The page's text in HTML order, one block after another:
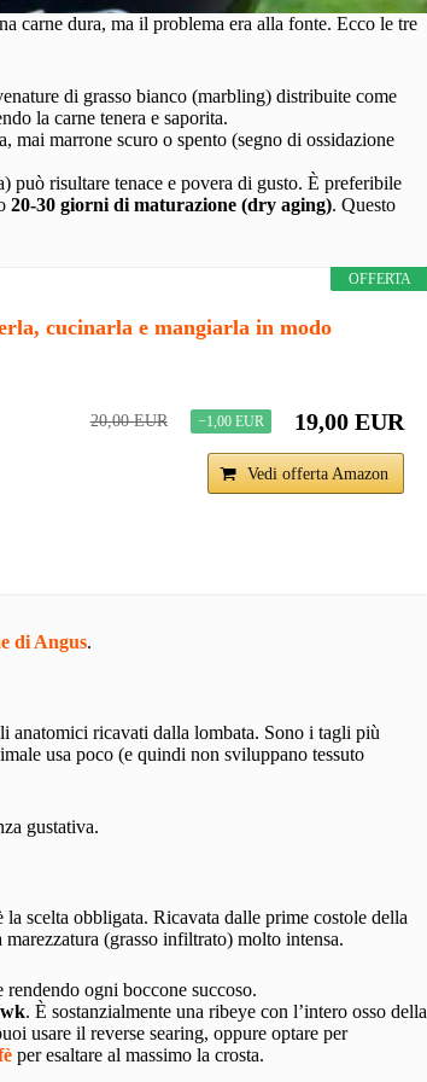
carne dura, ma il problema era alla fonte. Ecco le tre
di grasso bianco (marbling) distribuite come
la carne tenera e saporita.
mai marrone scuro o spento (segno di ossidazione
può risultare tenace e povera di gusto. È preferibile
20-30 giorni di maturazione (dry aging). Questo
OFFERTA
cucinarla e mangiarla in modo
20,00 EUR −1,00 EUR 19,00 EUR
Vedi offerta Amazon
di Angus.
anatomici ricavati dalla lombata. Sono i tagli più
usa poco (e quindi non sviluppano tessuto
gustativa.
la scelta obbligata. Ricavata dalle prime costole della
(grasso infiltrato) molto intensa.
ogni boccone succoso.
. È sostanzialmente una ribeye con l’intero osso della
usare il reverse searing, oppure optare per
per esaltare al massimo la crosta.